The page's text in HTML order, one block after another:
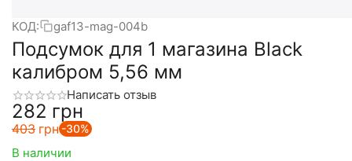
КОД: gaf13-mag-004b
Подсумок для 1 магазина Black
калибром 5,56 мм
Написать отзыв
‍282‍ грн
‍403‍ грн -30%
В наличии